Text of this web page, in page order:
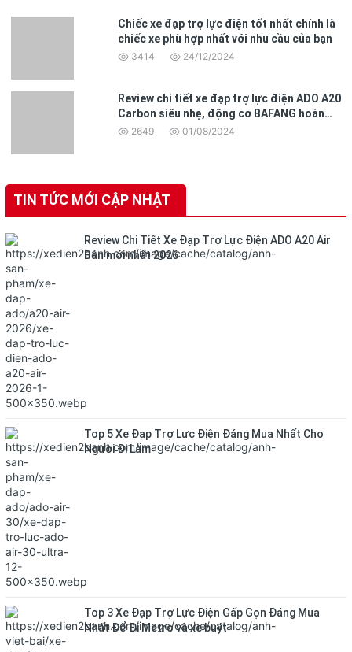
Chiếc xe đạp trợ lực điện tốt nhất chính là
chiếc xe phù hợp nhất với nhu cầu của bạn
3414 24/12/2024
Review chi tiết xe đạp trợ lực điện ADO A20
Carbon siêu nhẹ, động cơ BAFANG hoàn
toàn mới
2649 01/08/2024
TIN TỨC MỚI CẬP NHẬT
Review Chi Tiết Xe Đạp Trợ Lực Điện ADO A20 Air
Bản mới nhất 2026
Top 5 Xe Đạp Trợ Lực Điện Đáng Mua Nhất Cho
Người Đi Làm
Top 3 Xe Đạp Trợ Lực Điện Gấp Gọn Đáng Mua
Nhất Để Đi Metro và xe buýt